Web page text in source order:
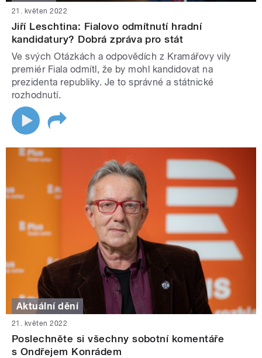
21. květen 2022
Jiří Leschtina: Fialovo odmítnutí hradní
kandidatury? Dobrá zpráva pro stát
Ve svých Otázkách a odpovědích z Kramářovy vily
premiér Fiala odmítl, že by mohl kandidovat na
prezidenta republiky. Je to správné a státnické
rozhodnutí.
Aktuální dění
21. květen 2022
Poslechněte si všechny sobotní komentáře
s Ondřejem Konrádem